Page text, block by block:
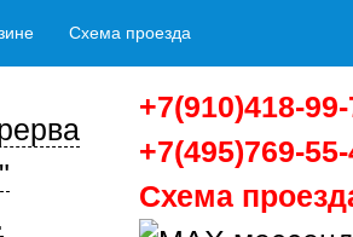
Схема проезда
+7(910)418-
+7(495)769-
Схема